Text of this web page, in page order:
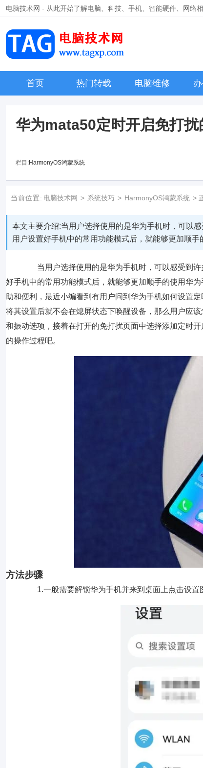
电脑技术网 - 从此开始了解电脑、科技、手机、智能硬件、网络
首页 热门转载 电脑维修
华为mata50定时开启免打扰
栏目:HarmonyOS鸿蒙系统
当前位置: 电脑技术网 > 系统技巧 > HarmonyOS鸿蒙系统 >
本文主要介绍:当用户选择使用的是华为手机时，可以
用户设置好手机中的常用功能模式后，就能够更加顺
当用户选择使用的是华为手机时，可以感受到许
好手机中的常用功能模式后，就能够更加顺手的使用华
助和便利，最近小编看到有用户问到华为手机如何设置
将其设置后就不会在熄屏状态下唤醒设备，那么用户应
和振动选项，接着在打开的免打扰页面中选择添加定时
的操作过程吧。
方法步骤
1.一般需要解锁华为手机并来到桌面上点击设置